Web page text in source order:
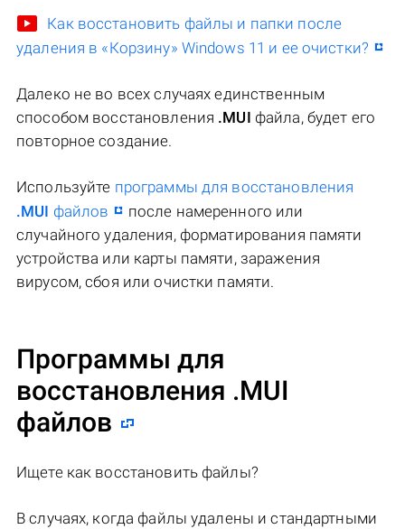
Как восстановить файлы и папки после
удаления в «Корзину» Windows 11 и ее очистки?
Далеко не во всех случаях единственным
способом восстановления .MUI файла, будет его
повторное создание.
Используйте программы для восстановления
.MUI файлов
после намеренного или
случайного удаления, форматирования памяти
устройства или карты памяти, заражения
вирусом, сбоя или очистки памяти.
Программы для
восстановления .MUI
файлов
Ищете как восстановить файлы?
В случаях, когда файлы удалены и стандартными